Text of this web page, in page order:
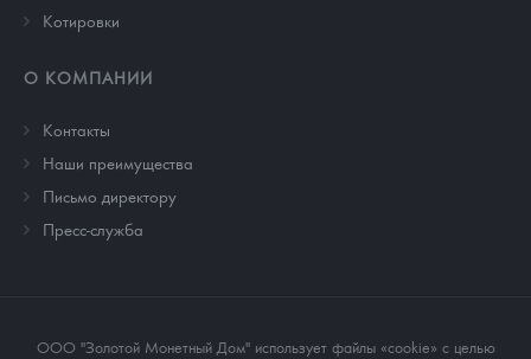
Котировки
О КОМПАНИИ
Контакты
Наши преимущества
Письмо директору
Пресс-служба
ООО "Золотой Монетный Дом" использует файлы «cookie» с целью